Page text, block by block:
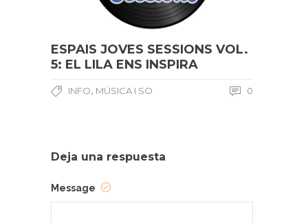
ESPAIS JOVES SESSIONS VOL.
5: EL LILA ENS INSPIRA
INFO, MÚSICA I SO 0
Deja una respuesta
Message